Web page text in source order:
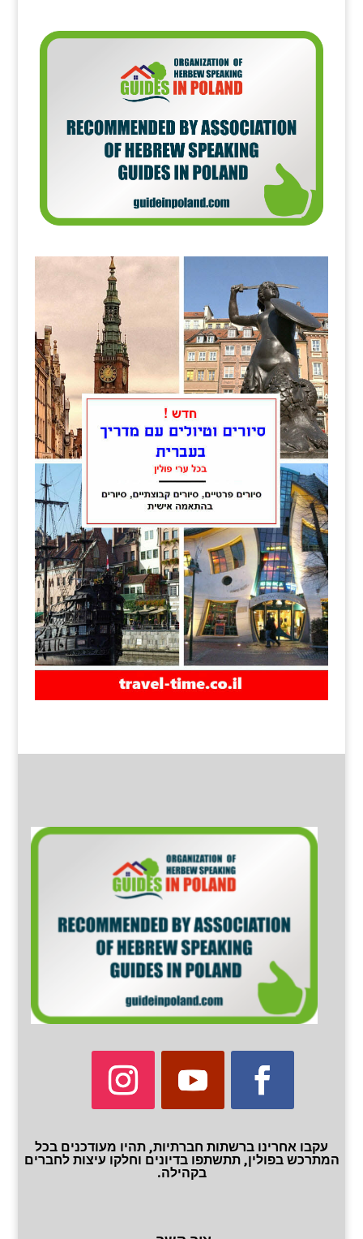
עקבו אחרינו ברשתות חברתיות, תהיו מעודכנים בכל
המתרכש בפולין, תתשתפו בדיונים וחלקו עיצות לחברים
בקהילה.